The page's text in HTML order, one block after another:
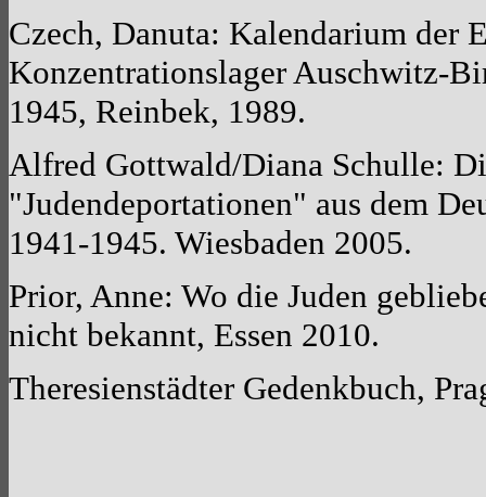
Czech, Danuta: Kalendarium der
Konzentrationslager Auschwitz-
1945, Reinbek, 1989.
Alfred Gottwald/Diana Schulle:
"Judendeportationen" aus dem
1941-1945. Wiesbaden 2005.
Prior, Anne: Wo die Juden
nicht bekannt, Essen 2010.
Theresienstädter Gedenkbuch,